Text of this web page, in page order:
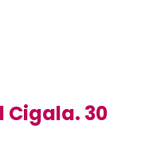
Cigala. 30